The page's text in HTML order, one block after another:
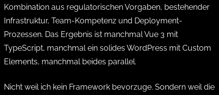
Kombination aus regulatorischen Vorgaben, bestehender
Infrastruktur, Team-Kompetenz und Deployment-
Prozessen. Das Ergebnis ist manchmal Vue 3 mit
TypeScript, manchmal ein solides WordPress mit Custom
Elements, manchmal beides parallel.
Nicht weil ich kein Framework bevorzuge. Sondern weil die